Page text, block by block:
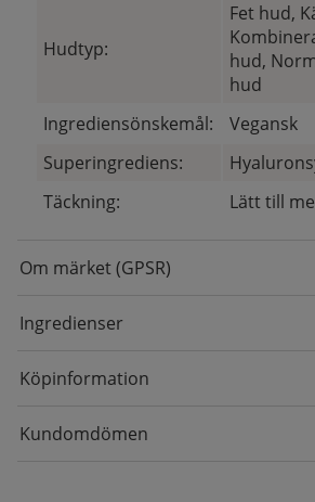
Hudtyp:
Fet hud,
hud,
hud
Ingrediensönskemål:
Vegansk
Superingrediens:
Täckning:
Lätt till
Om märket (GPSR)
Ingredienser
Köpinformation
Kundomdömen